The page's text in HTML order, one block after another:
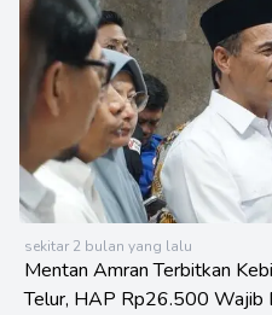
sekitar 2 bulan yang lalu
Mentan Amran Terbitkan
Telur, HAP Rp26.500 Wajib